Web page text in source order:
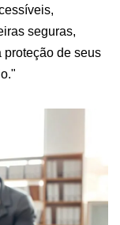
seguras,
proteção de seus